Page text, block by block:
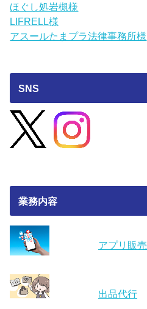
ほぐし処岩槻様
LIFRELL様
アスールたまプラ法律事務所様
SNS
業務内容
アプリ販売
出品代行